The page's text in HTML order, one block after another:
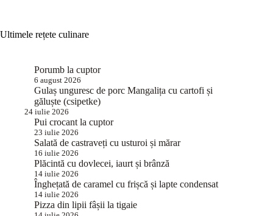
Ultimele rețete culinare
Porumb la cuptor
6 august 2026
Gulaș unguresc de porc Mangalița cu cartofi și
găluște (csipetke)
24 iulie 2026
Pui crocant la cuptor
23 iulie 2026
Salată de castraveți cu usturoi și mărar
16 iulie 2026
Plăcintă cu dovlecei, iaurt și brânză
14 iulie 2026
Înghețată de caramel cu frișcă și lapte condensat
14 iulie 2026
Pizza din lipii fâșii la tigaie